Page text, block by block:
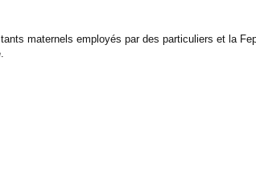
maternels employés par des particuliers et la